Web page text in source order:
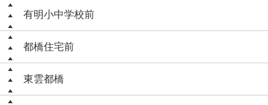
有明小中学校前
都橋住宅前
東雲都橋